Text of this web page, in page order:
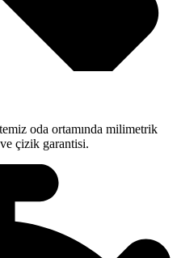
oda ortamında milimetrik
çizik garantisi.